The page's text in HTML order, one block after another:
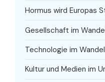
Hormus wird Europas
Gesellschaft im
Technologie im Wandel
Kultur und Medien im